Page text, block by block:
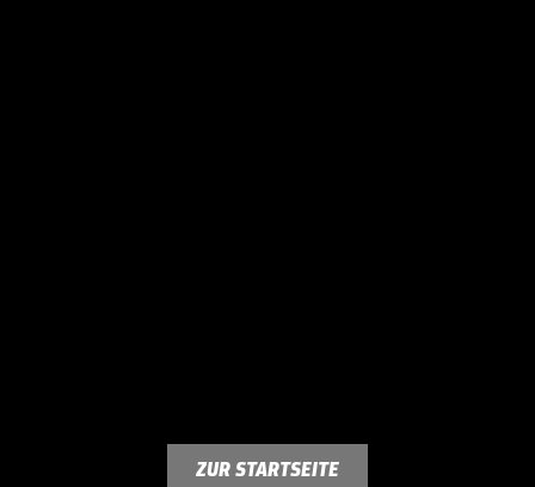
ZUR STARTSEITE